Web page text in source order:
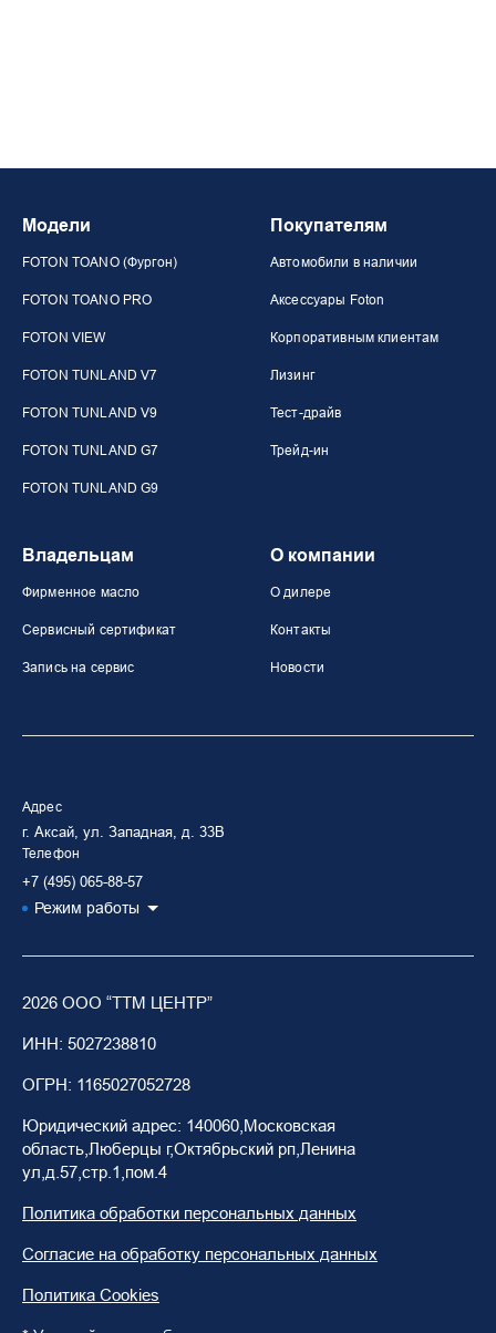
Модели
FOTON TOANO (Фургон)
FOTON TOANO PRO
FOTON VIEW
FOTON TUNLAND V7
FOTON TUNLAND V9
FOTON TUNLAND G7
FOTON TUNLAND G9
Покупателям
Автомобили в наличии
Аксессуары Foton
Корпоративным клиентам
Лизинг
Тест-драйв
Трейд-ин
Владельцам
Фирменное масло
Сервисный сертификат
Запись на сервис
О компании
О дилере
Контакты
Новости
Адрес
г. Аксай, ул. Западная, д. 33В
Телефон
+7 (495) 065-88-57
Режим работы
2026 ООО “ТТМ ЦЕНТР”
ИНН: 5027238810
ОГРН: 1165027052728
Юридический адрес: 140060,Московская
область,Люберцы г,Октябрьский рп,Ленина
ул,д.57,стр.1,пом.4
Политика обработки персональных данных
Согласие на обработку персональных данных
Политика Cookies